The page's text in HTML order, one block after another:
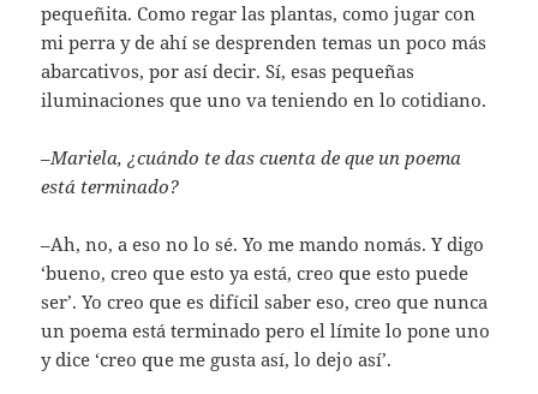
pequeñita. Como regar las plantas, como jugar con
mi perra y de ahí se desprenden temas un poco más
abarcativos, por así decir. Sí, esas pequeñas
iluminaciones que uno va teniendo en lo cotidiano.
–Mariela, ¿cuándo te das cuenta de que un poema
está terminado?
–Ah, no, a eso no lo sé. Yo me mando nomás. Y digo
‘bueno, creo que esto ya está, creo que esto puede
ser’. Yo creo que es difícil saber eso, creo que nunca
un poema está terminado pero el límite lo pone uno
y dice ‘creo que me gusta así, lo dejo así’.